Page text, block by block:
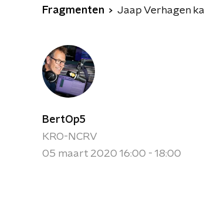
Fragmenten Jaap Verhagen
BertOp5
KRO-NCRV
05 maart 2020 16:00 - 18:00